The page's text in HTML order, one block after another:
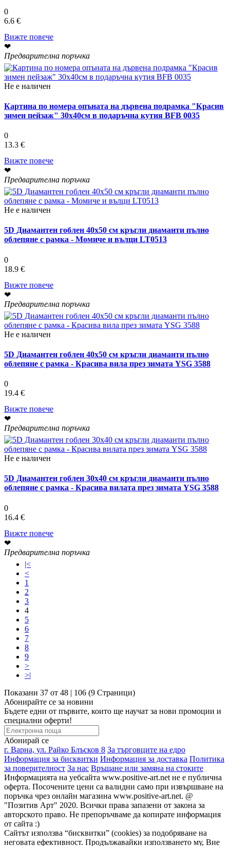
0
6.6 €
Вижте повече
❤
Предварителна поръчка
Не е наличен
Картина по номера опъната на дървена подрамка "Красив
зимен пейзаж" 30х40см в подаръчна кутия BFB 0035
0
13.3 €
Вижте повече
❤
Предварителна поръчка
Не е наличен
5D Диамантен гоблен 40x50 см кръгли диаманти пълно
облепяне с рамка - Момиче и вълци LT0513
0
18.9 €
Вижте повече
❤
Предварителна поръчка
Не е наличен
5D Диамантен гоблен 40x50 см кръгли диаманти пълно
облепяне с рамка - Красива вила през зимата YSG 3588
0
19.4 €
Вижте повече
❤
Предварителна поръчка
Не е наличен
5D Диамантен гоблен 30x40 см кръгли диаманти пълно
облепяне с рамка - Красива вилата през зимата YSG 3588
0
16.4 €
Вижте повече
❤
Предварителна поръчка
|<
<
1
2
3
4
5
6
7
8
9
>
>|
Показани 37 от 48 | 106 (9 Страници)
Абонирайте се за новини
Бъдете едни от първите, които ще научат за нови промоции и
специални оферти!
Абонирай се
г. Варна, ул. Райко Блъсков 8 За търговците на едро
Информация за бисквитки Информация за доставка Политика
за поверителност За нас Връщане или замяна на стоките
Информацията на уебсайта www.positive-art.net не е публична
оферта. Посочените цени са валидни само при извършване на
поръчка чрез онлайн магазина www.positive-art.net. @
"Позитив Арт" 2020. Всички права запазени от закона за
авторското право. Не препоръчваме да копирате информация
от сайта :)
Сайтът използва “бисквитки” (cookies) за подобряване на
неговата ефективност. Продължавайки използването му, Вие